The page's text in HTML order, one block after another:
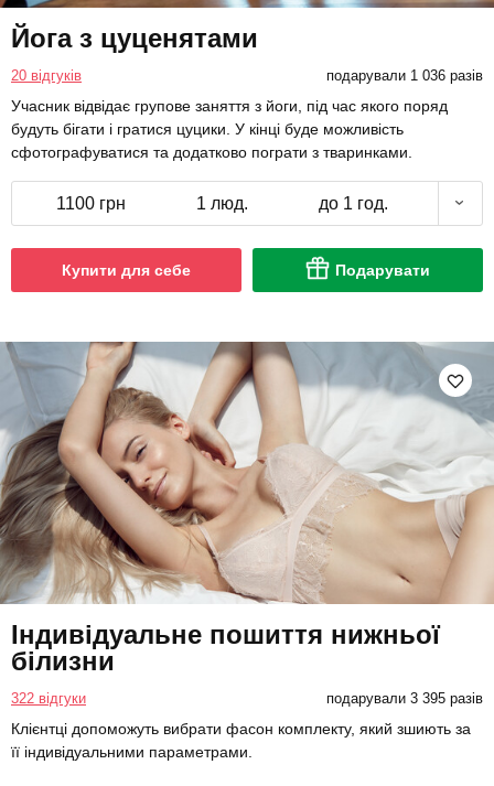
Йога з цуценятами
20 відгуків подарували 1 036 разів
Учасник відвідає групове заняття з йоги, під час якого поряд
будуть бігати і гратися цуцики. У кінці буде можливість
сфотографуватися та додатково пограти з тваринками.
1100 грн 1 люд. до 1 год.
Купити для себе Подарувати
Індивідуальне пошиття нижньої
білизни
322 відгуки подарували 3 395 разів
Клієнтці допоможуть вибрати фасон комплекту, який зшиють за
її індивідуальними параметрами.